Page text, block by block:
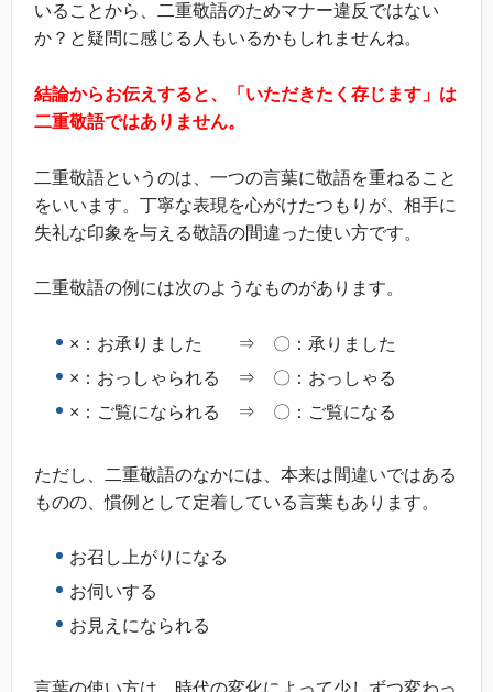
いることから、二重敬語のためマナー違反ではない
か？と疑問に感じる人もいるかもしれませんね。
結論からお伝えすると、「いただきたく存じます」は
二重敬語ではありません。
二重敬語というのは、一つの言葉に敬語を重ねること
をいいます。丁寧な表現を心がけたつもりが、相手に
失礼な印象を与える敬語の間違った使い方です。
二重敬語の例には次のようなものがあります。
×：お承りました ⇒ 〇：承りました
×：おっしゃられる ⇒ 〇：おっしゃる
×：ご覧になられる ⇒ 〇：ご覧になる
ただし、二重敬語のなかには、本来は間違いではある
ものの、慣例として定着している言葉もあります。
お召し上がりになる
お伺いする
お見えになられる